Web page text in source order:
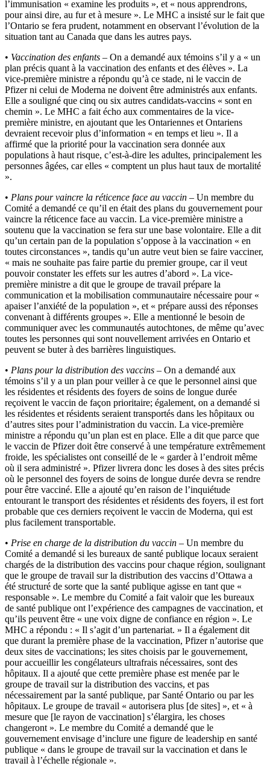
l’immunisation « examine les produits », et « nous apprendrons,
pour ainsi dire, au fur et à mesure ». Le MHC a insisté sur le fait que
l’Ontario se fera prudent, notamment en observant l’évolution de la
situation tant au Canada que dans les autres pays.
• Vaccination des enfants – On a demandé aux témoins s’il y a « un
plan précis quant à la vaccination des enfants et des élèves ». La
vice-première ministre a répondu qu’à ce stade, ni le vaccin de
Pfizer ni celui de Moderna ne doivent être administrés aux enfants.
Elle a souligné que cinq ou six autres candidats-vaccins « sont en
chemin ». Le MHC a fait écho aux commentaires de la vice-
première ministre, en ajoutant que les Ontariennes et Ontariens
devraient recevoir plus d’information « en temps et lieu ». Il a
affirmé que la priorité pour la vaccination sera donnée aux
populations à haut risque, c’est-à-dire les adultes, principalement les
personnes âgées, car elles « comptent un plus haut taux de mortalité
».
• Plans pour vaincre la réticence face au vaccin – Un membre du
Comité a demandé ce qu’il en était des plans du gouvernement pour
vaincre la réticence face au vaccin. La vice-première ministre a
soutenu que la vaccination se fera sur une base volontaire. Elle a dit
qu’un certain pan de la population s’oppose à la vaccination « en
toutes circonstances », tandis qu’un autre veut bien se faire vacciner,
« mais ne souhaite pas faire partie du premier groupe, car il veut
pouvoir constater les effets sur les autres d’abord ». La vice-
première ministre a dit que le groupe de travail prépare la
communication et la mobilisation communautaire nécessaire pour «
apaiser l’anxiété de la population », et « prépare aussi des réponses
convenant à différents groupes ». Elle a mentionné le besoin de
communiquer avec les communautés autochtones, de même qu’avec
toutes les personnes qui sont nouvellement arrivées en Ontario et
peuvent se buter à des barrières linguistiques.
• Plans pour la distribution des vaccins – On a demandé aux
témoins s’il y a un plan pour veiller à ce que le personnel ainsi que
les résidentes et résidents des foyers de soins de longue durée
reçoivent le vaccin de façon prioritaire; également, on a demandé si
les résidentes et résidents seraient transportés dans les hôpitaux ou
d’autres sites pour l’administration du vaccin. La vice-première
ministre a répondu qu’un plan est en place. Elle a dit que parce que
le vaccin de Pfizer doit être conservé à une température extrêmement
froide, les spécialistes ont conseillé de le « garder à l’endroit même
où il sera administré ». Pfizer livrera donc les doses à des sites précis
où le personnel des foyers de soins de longue durée devra se rendre
pour être vacciné. Elle a ajouté qu’en raison de l’inquiétude
entourant le transport des résidentes et résidents des foyers, il est fort
probable que ces derniers reçoivent le vaccin de Moderna, qui est
plus facilement transportable.
• Prise en charge de la distribution du vaccin – Un membre du
Comité a demandé si les bureaux de santé publique locaux seraient
chargés de la distribution des vaccins pour chaque région, soulignant
que le groupe de travail sur la distribution des vaccins d’Ottawa a
été structuré de sorte que la santé publique agisse en tant que «
responsable ». Le membre du Comité a fait valoir que les bureaux
de santé publique ont l’expérience des campagnes de vaccination, et
qu’ils peuvent être « une voix digne de confiance en région ». Le
MHC a répondu : « Il s’agit d’un partenariat. » Il a également dit
que durant la première phase de la vaccination, Pfizer n’autorise que
deux sites de vaccinations; les sites choisis par le gouvernement,
pour accueillir les congélateurs ultrafrais nécessaires, sont des
hôpitaux. Il a ajouté que cette première phase est menée par le
groupe de travail sur la distribution des vaccins, et pas
nécessairement par la santé publique, par Santé Ontario ou par les
hôpitaux. Le groupe de travail « autorisera plus [de sites] », et « à
mesure que [le rayon de vaccination] s’élargira, les choses
changeront ». Le membre du Comité a demandé que le
gouvernement envisage d’inclure une figure de leadership en santé
publique « dans le groupe de travail sur la vaccination et dans le
travail à l’échelle régionale ».